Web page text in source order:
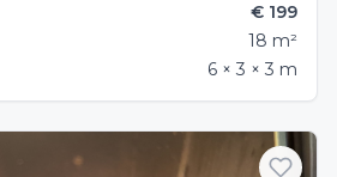
€ 199
18 m²
6 × 3 × 3 m